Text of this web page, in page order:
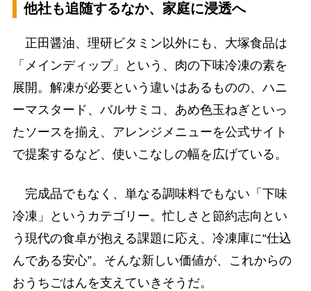
他社も追随するなか、家庭に浸透へ
正田醤油、理研ビタミン以外にも、大塚食品は
「メインディップ」という、肉の下味冷凍の素を
展開。解凍が必要という違いはあるものの、ハニ
ーマスタード、バルサミコ、あめ色玉ねぎといっ
たソースを揃え、アレンジメニューを公式サイト
で提案するなど、使いこなしの幅を広げている。
完成品でもなく、単なる調味料でもない「下味
冷凍」というカテゴリー。忙しさと節約志向とい
う現代の食卓が抱える課題に応え、冷凍庫に“仕込
んである安心”。そんな新しい価値が、これからの
おうちごはんを支えていきそうだ。